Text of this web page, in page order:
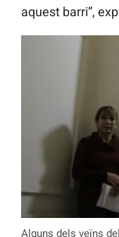
aquest barri”,
Alguns dels veïns